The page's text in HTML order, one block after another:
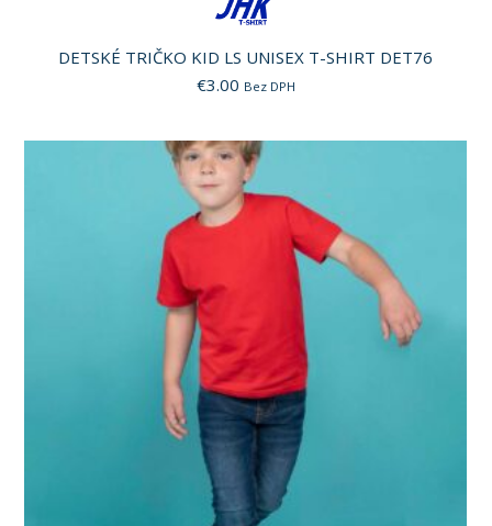
DETSKÉ TRIČKO KID LS UNISEX T-SHIRT DET76
€3.00 Bez DPH